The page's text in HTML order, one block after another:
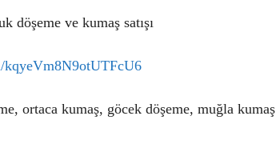
döşeme ve kumaş satışı
kqyeVm8N9otUTFcU6
ortaca kumaş, göcek döşeme, muğla kumaş